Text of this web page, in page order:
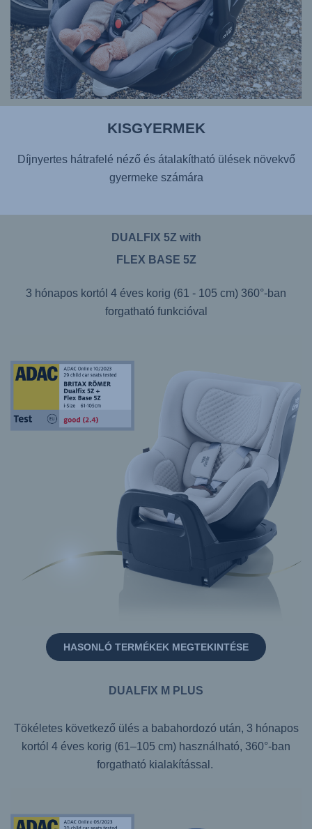
KISGYERMEK
Díjnyertes hátrafelé néző és átalakítható ülések növekvő
gyermeke számára
DUALFIX 5Z with
FLEX BASE 5Z
3 hónapos kortól 4 éves korig (61 - 105 cm) 360°-ban
forgatható funkcióval
HASONLÓ TERMÉKEK MEGTEKINTÉSE
DUALFIX M PLUS
Tökéletes következő ülés a babahordozó után, 3 hónapos
kortól 4 éves korig (61–105 cm) használható, 360°-ban
forgatható kialakítással.